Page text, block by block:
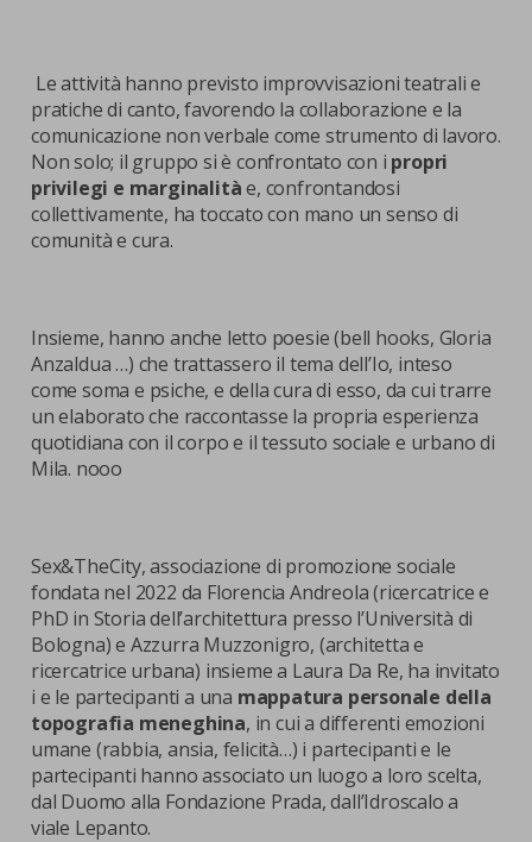
Le attività hanno previsto improvvisazioni teatrali e
pratiche di canto, favorendo la collaborazione e la
comunicazione non verbale come strumento di lavoro.
Non solo; il gruppo si è confrontato con i propri
privilegi e marginalitàe, confrontandosi
collettivamente, ha toccato con mano un senso di
comunità e cura.
Insieme, hanno anche letto poesie (bell hooks, Gloria
Anzaldua …) che trattassero il tema dell’Io, inteso
come soma e psiche, e della cura di esso, da cui trarre
un elaborato che raccontasse la propria esperienza
quotidiana con il corpo e il tessuto sociale e urbano di
Mila. nooo
Sex&TheCity, associazione di promozione sociale
fondata nel 2022 da Florencia Andreola (ricercatrice e
PhD in Storia dell’architettura presso l’Università di
Bologna) e Azzurra Muzzonigro, (architetta e
ricercatrice urbana) insieme a Laura Da Re, ha invitato
i e le partecipanti a una mappatura personale della
topografia meneghina, in cui a differenti emozioni
umane (rabbia, ansia, felicità…) i partecipanti e le
partecipanti hanno associato un luogo a loro scelta,
dal Duomo alla Fondazione Prada, dall’Idroscalo a
viale Lepanto.